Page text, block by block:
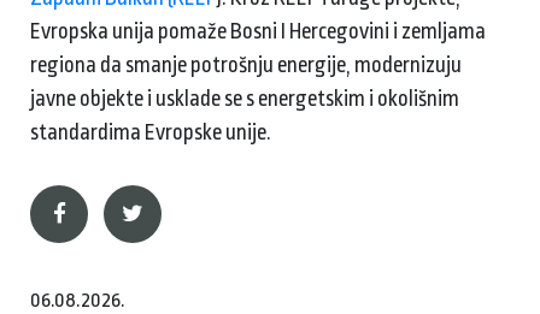
Evropska unija pomaže Bosni I Hercegovini i zemljama
regiona da smanje potrošnju energije, modernizuju
javne objekte i usklade se s energetskim i okolišnim
standardima Evropske unije.
06.08.2026.